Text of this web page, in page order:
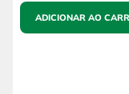
ADICIONAR AO